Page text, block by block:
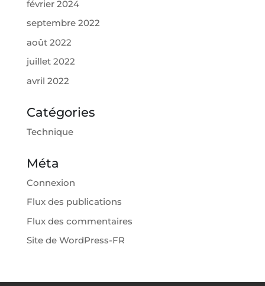
février 2024
septembre 2022
août 2022
juillet 2022
avril 2022
Catégories
Technique
Méta
Connexion
Flux des publications
Flux des commentaires
Site de WordPress-FR